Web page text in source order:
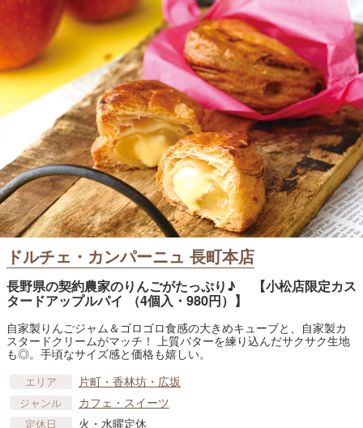
ドルチェ・カンパーニュ 長町本店
長野県の契約農家のりんごがたっぷり♪ 【小松店限定カス
タードアップルパイ （4個入・980円）】
自家製りんごジャム＆ゴロゴロ食感の大きめキューブと、自家製カ
スタードクリームがマッチ！ 上質バターを練り込んだサクサク生地
も◎。手頃なサイズ感と価格も嬉しい。
エリア 片町・香林坊・広坂
ジャンル カフェ・スイーツ
定休日 火・水曜定休